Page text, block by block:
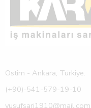
Ostim - Ankara, Turkiye.
(+90)-541-579-19-10
yusufsari1910@mail.com